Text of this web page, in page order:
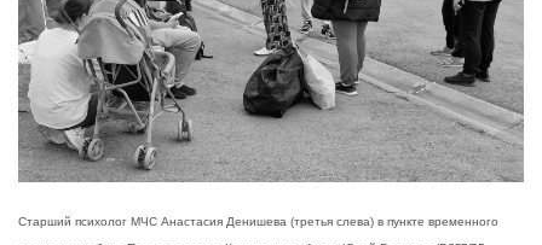
Старший психолог МЧС Анастасия Денишева (третья слева) в пункте временного